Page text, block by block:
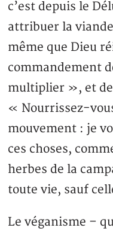
c’est depuis le
attribuer la
même que Dieu
commandement
multiplier », et
« Nourrissez-
mouvement : je
ces choses,
herbes de la
toute vie, sauf
Le véganisme –